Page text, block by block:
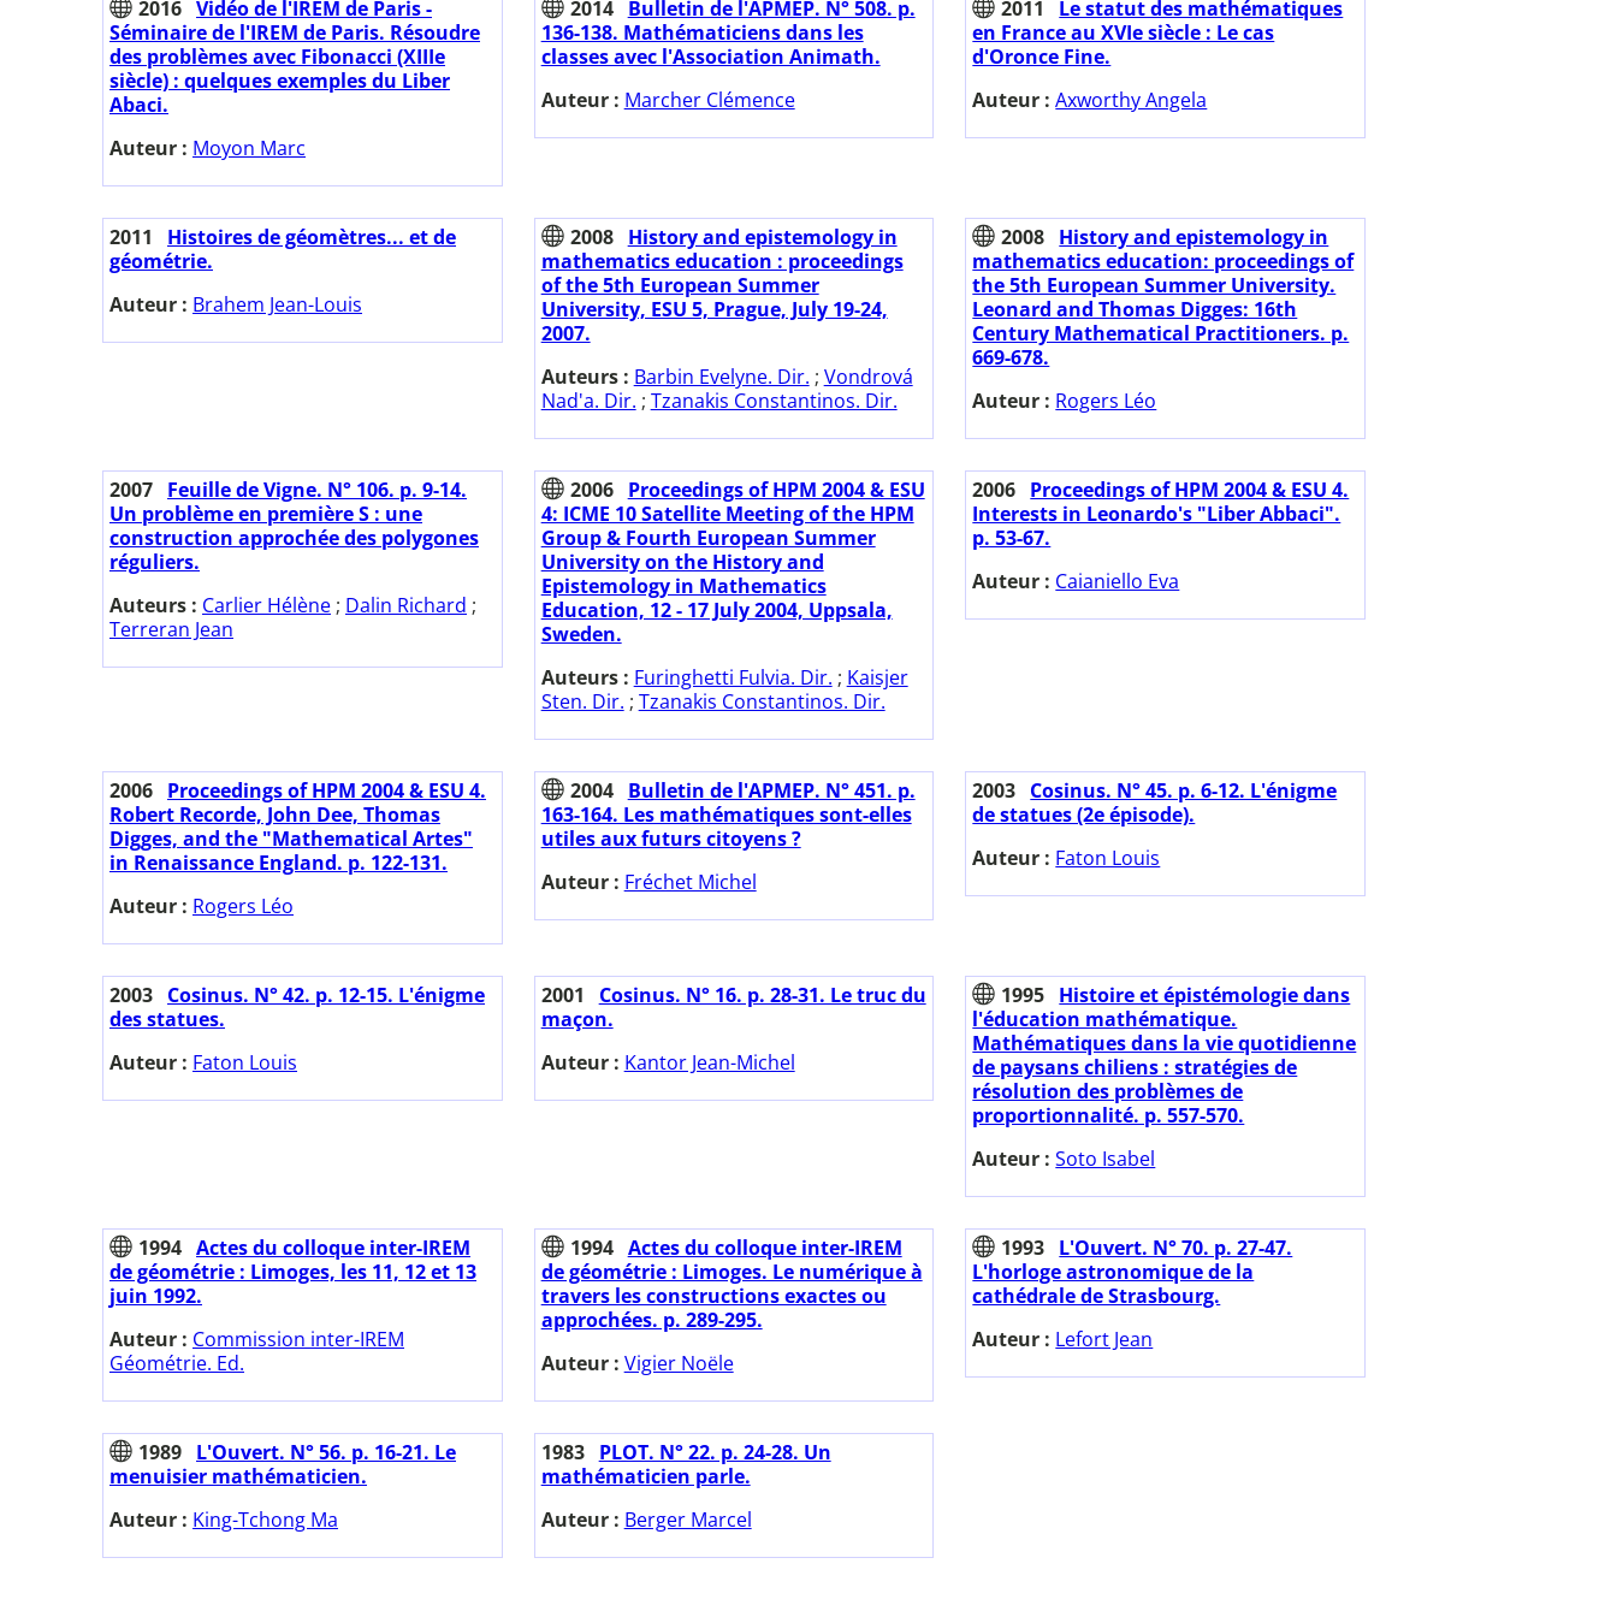
2016 Vidéo de l'IREM de Paris -
Séminaire de l'IREM de Paris. Résoudre
des problèmes avec Fibonacci (XIIIe
siècle) : quelques exemples du Liber
Abaci.
Auteur : Moyon Marc
2014
Bulletin de l'APMEP. N° 508. p.
136-138. Mathématiciens dans les
classes avec l'Association Animath.
Auteur : Marcher Clémence
2011
Le statut des mathématiques
en France au XVIe siècle : Le cas
d'Oronce Fine.
Auteur :Axworthy Angela
2011
Histoires de géomètres... et de
géométrie.
Auteur : Brahem Jean-Louis
2008
History and epistemology in
mathematics education : proceedings
of the 5th European Summer
University, ESU 5, Prague, July 19-24,
2007.
Auteurs : Barbin Evelyne. Dir. ; Vondrová
Nad'a. Dir. ; Tzanakis Constantinos. Dir.
2008 History and epistemology in
mathematics education: proceedings of
the 5th European Summer University.
Leonard and Thomas Digges: 16th
Century Mathematical Practitioners. p.
669-678.
Auteur : Rogers Léo
2007 Feuille de Vigne. N° 106. p. 9-14.
Un problème en première S : une
construction approchée des polygones
réguliers.
Auteurs : Carlier Hélène ; Dalin Richard ;
Terreran Jean
2006
Proceedings of HPM 2004 & ESU
4: ICME 10 Satellite Meeting of the HPM
Group & Fourth European Summer
University on the History and
Epistemology in Mathematics
Education, 12 - 17 July 2004, Uppsala,
Sweden.
Auteurs : Furinghetti Fulvia. Dir. ; Kaisjer
Sten. Dir. ; Tzanakis Constantinos. Dir.
2006 Proceedings of HPM 2004 & ESU 4.
Interests in Leonardo's "Liber Abbaci".
p. 53-67.
Auteur : Caianiello Eva
2006 Proceedings of HPM 2004 & ESU 4.
Robert Recorde, John Dee, Thomas
Digges, and the "Mathematical Artes"
in Renaissance England. p. 122-131.
Auteur : Rogers Léo
2004
Bulletin de l'APMEP. N° 451. p.
163-164. Les mathématiques sont-elles
utiles aux futurs citoyens ?
Auteur : Fréchet Michel
2003 Cosinus. N° 45. p. 6-12. L'énigme
de statues (2e épisode).
Auteur : Faton Louis
2003 Cosinus. N° 42. p. 12-15. L'énigme
des statues.
Auteur : Faton Louis
2001
Cosinus. N° 16. p. 28-31. Le truc du
maçon.
Auteur : Kantor Jean-Michel
1995 Histoire et épistémologie dans
l'éducation mathématique.
Mathématiques dans la vie quotidienne
de paysans chiliens : stratégies de
résolution des problèmes de
proportionnalité. p. 557-570.
Auteur :Soto Isabel
1994 Actes du colloque inter-IREM
de géométrie : Limoges, les 11, 12 et 13
juin 1992.
Auteur : Commission inter-IREM
Géométrie. Ed.
1994 Actes du colloque inter-IREM
de géométrie : Limoges. Le numérique à
travers les constructions exactes ou
approchées. p. 289-295.
Auteur : Vigier Noële
1993 L'Ouvert. N° 70. p. 27-47.
L'horloge astronomique de la
cathédrale de Strasbourg.
Auteur : Lefort Jean
1989 L'Ouvert. N° 56. p. 16-21. Le
menuisier mathématicien.
Auteur : King-Tchong Ma
1983
PLOT. N° 22. p. 24-28. Un
mathématicien parle.
Auteur : Berger Marcel